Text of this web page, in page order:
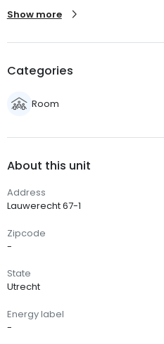
Show more
Categories
Room
About this unit
Address
Lauwerecht 67-1
Zipcode
-
State
Utrecht
Energy label
-